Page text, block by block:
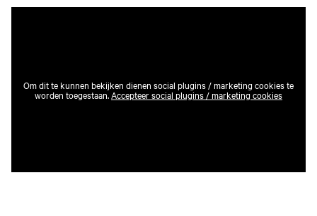
Om dit te kunnen bekijken dienen social plugins / marketing cookies te
worden toegestaan.Accepteer social plugins / marketing cookies